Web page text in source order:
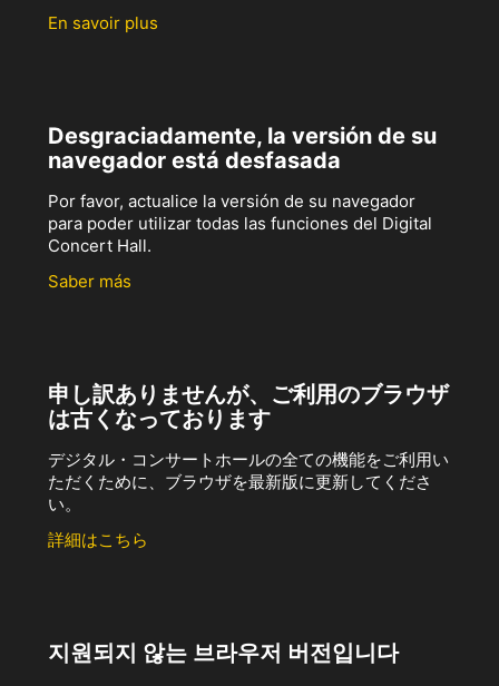
En savoir plus
Desgraciadamente, la versión de su
navegador está desfasada
Por favor, actualice la versión de su navegador
para poder utilizar todas las funciones del Digital
Concert Hall.
Saber más
申し訳ありませんが、ご利用のブラウザ
は古くなっております
デジタル・コンサートホールの全ての機能をご利用い
ただくために、ブラウザを最新版に更新してくださ
い。
詳細はこちら
지원되지 않는 브라우저 버전입니다